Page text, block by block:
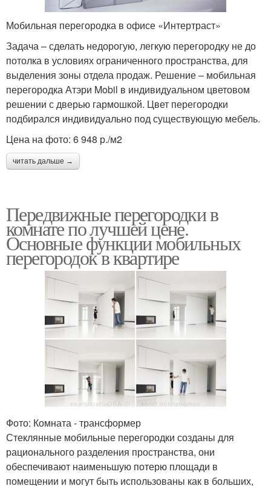
Мобильная перегородка в офисе «Интертраст»
Задача – сделать недорогую, легкую перегородку не до
потолка в условиях ограниченного пространства, для
выделения зоны отдела продаж. Решение – мобильная
перегородка Атэри Mobil в индивидуальном цветовом
решении с дверью гармошкой. Цвет перегородки
подбирался индивидуально под существующую мебель.
Цена на фото: 6 948 р./м2
читать дальше →
Передвижные перегородки в
комнате по лучшей цене.
Основные функции мобильных
перегородок в квартире
Фото: Комната - трансформер
Стеклянные мобильные перегородки созданы для
рационального разделения пространства, они
обеспечивают наименьшую потерю площади в
помещении и могут быть использованы как в больших,